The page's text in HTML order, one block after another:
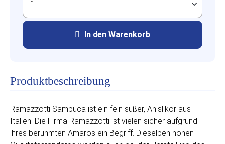
In den Warenkorb
Produktbeschreibung
Ramazzotti Sambuca ist ein fein süßer, Anislikör aus
Italien. Die Firma Ramazzotti ist vielen sicher aufgrund
ihres berühmten Amaros ein Begriff. Dieselben hohen